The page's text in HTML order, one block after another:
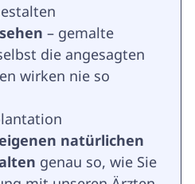
– gemalte
die angesagten
wirken nie so
natürlichen
genau so, wie Sie